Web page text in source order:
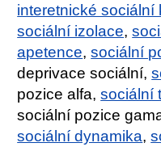
interetnické sociální
sociální izolace,
apetence,sociální
deprivace sociální,
pozice alfa,sociální
sociální pozice
sociální dynamika,